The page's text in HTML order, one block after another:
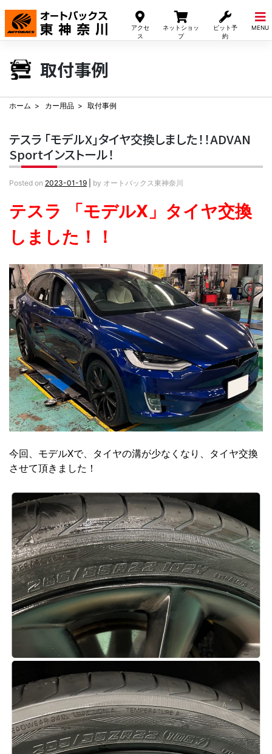
アクセ
ス
ネットショッ
プ
ピット予
約
MENU
Skip
content
取付事例
ホーム カー用品 取付事例
テスラ 「モデルX」タイヤ交換しました！！ADVAN
Sportインストール！
Posted on 2023-01-19 by オートバックス東神奈川
テスラ 「モデルX」タイヤ交換
しました！！
今回、モデルXで、タイヤの溝が少なくなり、タイヤ交換
させて頂きました！